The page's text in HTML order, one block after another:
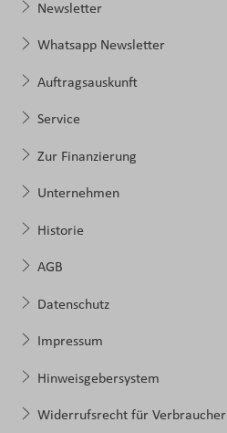
Newsletter
Whatsapp Newsletter
Auftragsauskunft
Service
Zur Finanzierung
Unternehmen
Historie
AGB
Datenschutz
Impressum
Hinweisgebersystem
Widerrufsrecht für Verbraucher